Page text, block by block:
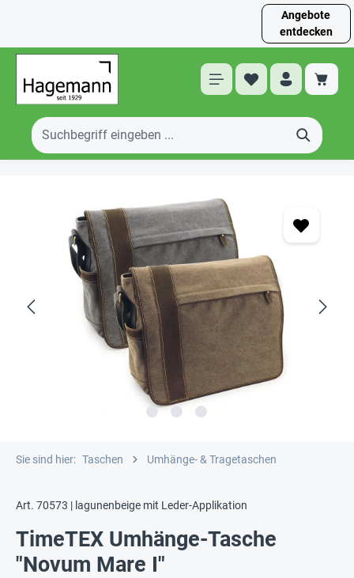
Angebote
entdecken
Sie sind hier: Taschen Umhänge- & Tragetaschen
Art. 70573 | lagunenbeige mit Leder-Applikation
TimeTEX Umhänge-Tasche
"Novum Mare I"